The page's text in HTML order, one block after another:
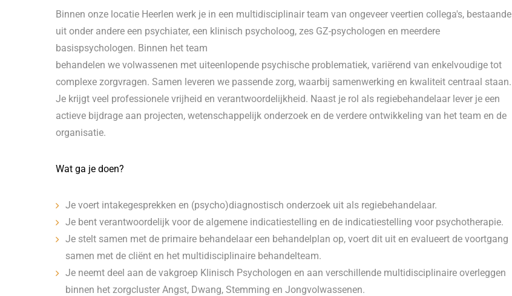
Binnen onze locatie Heerlen werk je in een multidisciplinair team van ongeveer veertien collega's, bestaande
uit onder andere een psychiater, een klinisch psycholoog, zes GZ-psychologen en meerdere
basispsychologen. Binnen het team
behandelen we volwassenen met uiteenlopende psychische problematiek, variërend van enkelvoudige tot
complexe zorgvragen. Samen leveren we passende zorg, waarbij samenwerking en kwaliteit centraal staan.
Je krijgt veel professionele vrijheid en verantwoordelijkheid. Naast je rol als regiebehandelaar lever je een
actieve bijdrage aan projecten, wetenschappelijk onderzoek en de verdere ontwikkeling van het team en de
organisatie.
Wat ga je doen?
Je voert intakegesprekken en (psycho)diagnostisch onderzoek uit als regiebehandelaar.
Je bent verantwoordelijk voor de algemene indicatiestelling en de indicatiestelling voor psychotherapie.
Je stelt samen met de primaire behandelaar een behandelplan op, voert dit uit en evalueert de voortgang
samen met de cliënt en het multidisciplinaire behandelteam.
Je neemt deel aan de vakgroep Klinisch Psychologen en aan verschillende multidisciplinaire overleggen
binnen het zorgcluster Angst, Dwang, Stemming en Jongvolwassenen.